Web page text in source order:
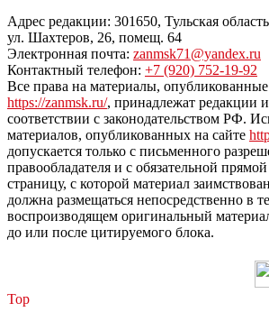
Адрес редакции: 301650, Тульская
ул. Шахтеров, 26, помещ. 64
Электронная почта: zanmsk71@yandex.ru
Контактный телефон: +7 (920) 752-19-92
Все права на материалы, опубликованные
https://zanmsk.ru/, принадлежат редакции
соответствии с законодательством РФ.
материалов, опубликованных на сайте
допускается только с письменного
правообладателя и с обязательной
страницу, с которой материал
должна размещаться непосредственно в
воспроизводящем оригинальный
до или после цитируемого блока.
Top